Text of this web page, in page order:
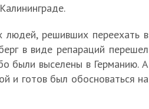
людей, решивших переехать в
в виде репараций перешел
были выселены в Германию. А
и готов был обосноваться на